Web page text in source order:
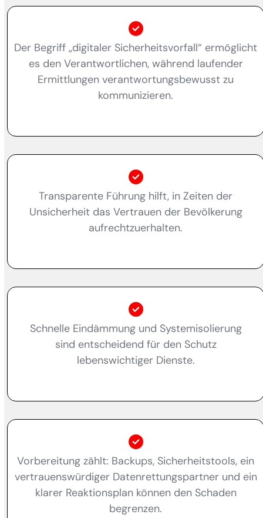
Der Begriff „digitaler Sicherheitsvorfall“ ermöglicht
es den Verantwortlichen, während laufender
Ermittlungen verantwortungsbewusst zu
kommunizieren.
Transparente Führung hilft, in Zeiten der
Unsicherheit das Vertrauen der Bevölkerung
aufrechtzuerhalten.
Schnelle Eindämmung und Systemisolierung
sind entscheidend für den Schutz
lebenswichtiger Dienste.
Vorbereitung zählt: Backups, Sicherheitstools, ein
vertrauenswürdiger Datenrettungspartner und ein
klarer Reaktionsplan können den Schaden
begrenzen.